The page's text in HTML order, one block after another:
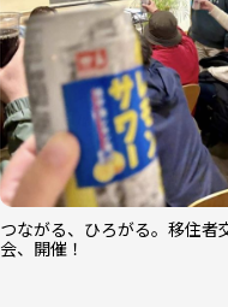
つながる、ひろがる。移住者
会、開催！